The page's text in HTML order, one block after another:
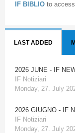
IF BIBLIO to
LAST ADDED
2026 JUNE - IF
IF Notiziari
Monday, 27. July
2026 GIUGNO - IF
IF Notiziari
Monday, 27. July